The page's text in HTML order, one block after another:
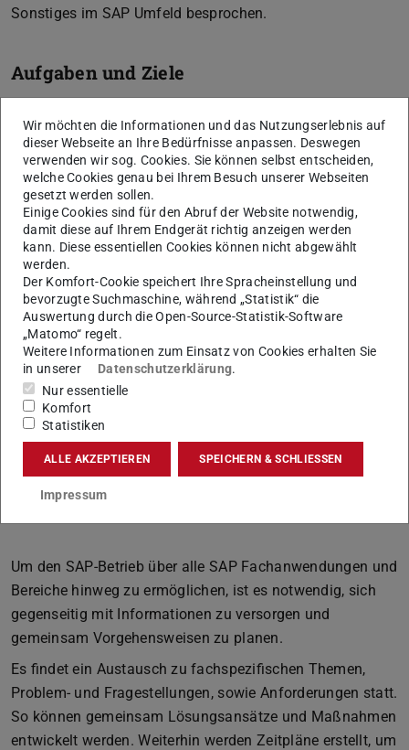
Sonstiges im SAP Umfeld besprochen.
Aufgaben und Ziele
modulübergreifende Steuerung der SAP-
Geschäftsprozesse und die Planung und Abstimmung
von Maßnahmen zur Umsetzung der operativen und
strategischen Ziele im SAP-Kontext.
Um den SAP-Betrieb über alle SAP Fachanwendungen und
Bereiche hinweg zu ermöglichen, ist es notwendig, sich
gegenseitig mit Informationen zu versorgen und
gemeinsam Vorgehensweisen zu planen.
Es findet ein Austausch zu fachspezifischen Themen,
Problem- und Fragestellungen, sowie Anforderungen statt.
So können gemeinsam Lösungsansätze und Maßnahmen
entwickelt werden. Weiterhin werden Zeitpläne erstellt, um
Wir möchten die Informationen und das Nutzungserlebnis auf
dieser Webseite an Ihre Bedürfnisse anpassen. Deswegen
verwenden wir sog. Cookies. Sie können selbst entscheiden,
welche Cookies genau bei Ihrem Besuch unserer Webseiten
gesetzt werden sollen.
Einige Cookies sind für den Abruf der Website notwendig,
damit diese auf Ihrem Endgerät richtig anzeigen werden
kann. Diese essentiellen Cookies können nicht abgewählt
werden.
Der Komfort-Cookie speichert Ihre Spracheinstellung und
bevorzugte Suchmaschine, während „Statistik“ die
Auswertung durch die Open-Source-Statistik-Software
„Matomo“ regelt.
Weitere Informationen zum Einsatz von Cookies erhalten Sie
in unserer
Datenschutzerklärung.
Nur essentielle
Komfort
Statistiken
ALLE AKZEPTIEREN SPEICHERN & SCHLIESSEN
Impressum